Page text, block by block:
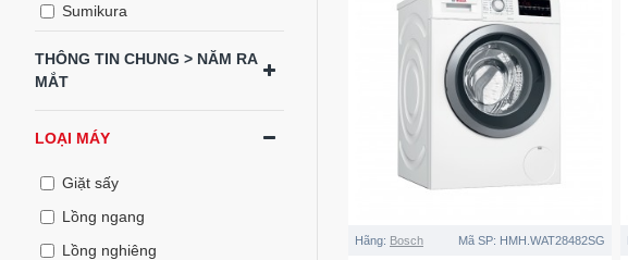
Sumikura
Electrolux
LG
Hitachi
Panasonic
Samsung
THÔNG TIN CHUNG > NĂM RA
MẮT
LOẠI MÁY
Giặt sấy
Lồng ngang
Lồng nghiêng
Hãng: Bosch Mã SP: HMH.WAT28482SG